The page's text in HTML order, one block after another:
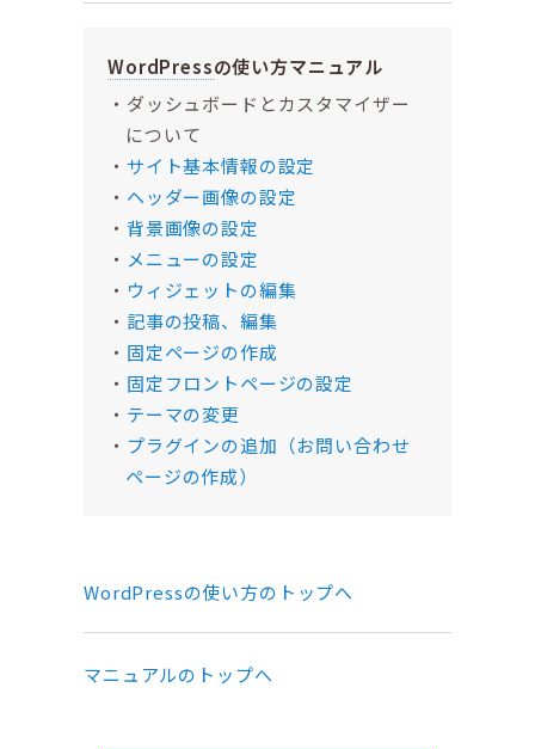
WordPressの使い方マニュアル
ダッシュボードとカスタマイザー
について
サイト基本情報の設定
ヘッダー画像の設定
背景画像の設定
メニューの設定
ウィジェットの編集
記事の投稿、編集
固定ページの作成
固定フロントページの設定
テーマの変更
プラグインの追加（お問い合わせ
ページの作成）
WordPressの使い方のトップへ
マニュアルのトップへ